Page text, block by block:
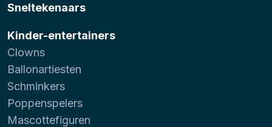
Sneltekenaars
Kinder-entertainers
Clowns
Ballonartiesten
Schminkers
Poppenspelers
Mascottefiguren